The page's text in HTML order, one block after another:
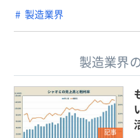
製造業界
製造業界
記事